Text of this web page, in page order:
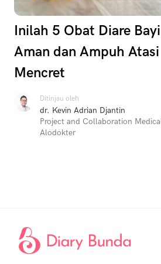
Inilah 5 Obat Diare
Aman dan Ampuh Atasi
Mencret
Ditinjau oleh
dr. Kevin Adrian Djantin
Project and Collaboration
Alodokter